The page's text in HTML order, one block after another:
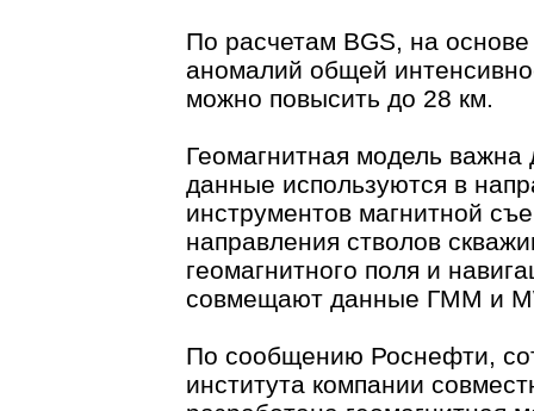
По расчетам BGS, на
аномалий общей
можно повысить до 28 км.
Геомагнитная модель важна
данные используются в
инструментов магнитной
направления стволов
геомагнитного поля и
совмещают данные ГММ и
По сообщению Роснефти,
института компании